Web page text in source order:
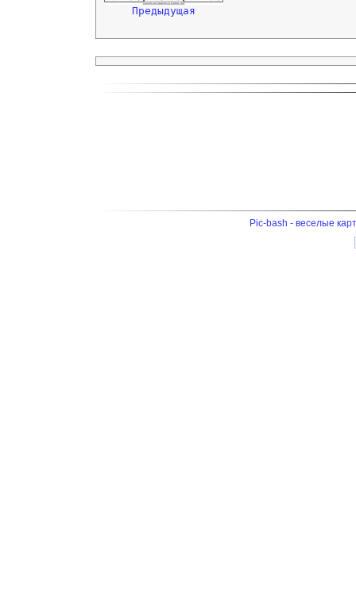
Предыдущая
Pic-bash - веселые